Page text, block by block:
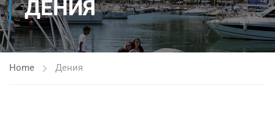
ДЕНИЯ
Home Дения